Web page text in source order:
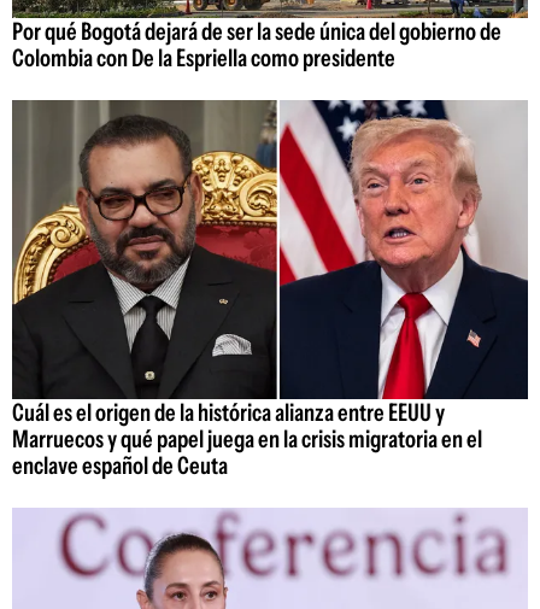
Por qué Bogotá dejará de ser la sede única del gobierno de
Colombia con De la Espriella como presidente
Cuál es el origen de la histórica alianza entre EEUU y
Marruecos y qué papel juega en la crisis migratoria en el
enclave español de Ceuta